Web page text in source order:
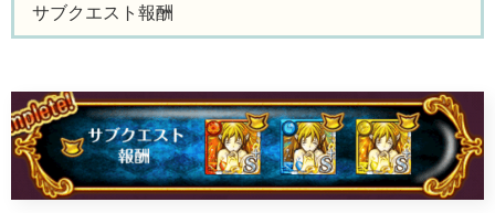
サブクエスト報酬